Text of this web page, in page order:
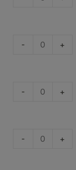
- +
- +
- +